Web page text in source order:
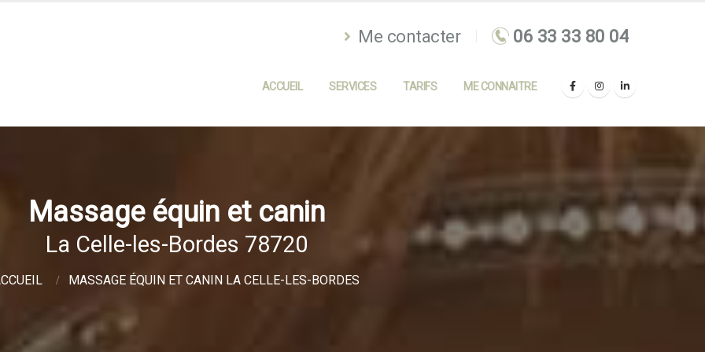
Me contacter
ACCUEIL SERVICES TARIFS ME CONNAITRE
Massage équin et canin
La Celle-les-Bordes 78720
MASSAGE ÉQUIN ET CANIN LA CELLE-LES-BORDES